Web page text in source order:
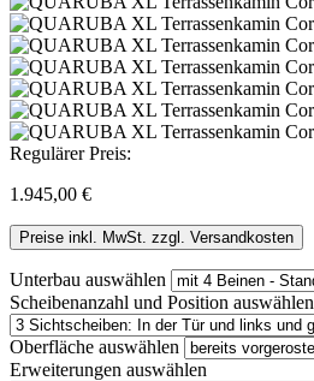
Regulärer Preis:
1.945,00 €
Preise inkl. MwSt. zzgl. Versandkosten
Unterbau auswählen
Scheibenanzahl und Position auswählen
Oberfläche auswählen
Erweiterungen auswählen